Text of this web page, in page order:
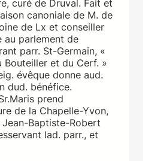
curé de Druval. Fait et
canoniale de M. de
de Lx et conseiller
au parlement de
parr. St-Germain, «
Bouteiller et du Cerf. »
évêque donne aud.
dud. bénéfice.
prend
de la Chapelle-Yvon,
Baptiste-Robert
lad. parr., et